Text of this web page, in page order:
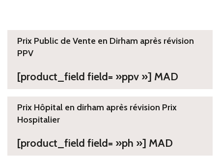
Prix Public de Vente en Dirham après révision
PPV
[product_field field= »ppv »] MAD
Prix Hôpital en dirham après révision Prix
Hospitalier
[product_field field= »ph »] MAD